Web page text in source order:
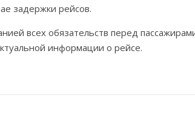
задержки рейсов.
всех обязательств перед
информации о рейсе.